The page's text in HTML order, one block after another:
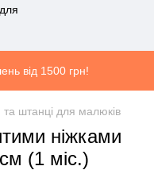
від 1500 грн!
та штанці для малюків
ніжками
(1 мiс.)